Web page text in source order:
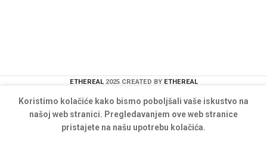
ETHEREAL 2025 CREATED BY ETHEREAL
Koristimo kolačiće kako bismo poboljšali vaše iskustvo na
našoj web stranici. Pregledavanjem ove web stranice
pristajete na našu upotrebu kolačića.